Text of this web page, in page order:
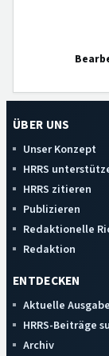
ÜBER UNS
Unser Konzept
HRRS
HRRS zitieren
Publizieren
Redaktionelle
Redaktion
ENTDECKEN
Aktuelle Ausgabe
HRRS-Beiträge
Archiv